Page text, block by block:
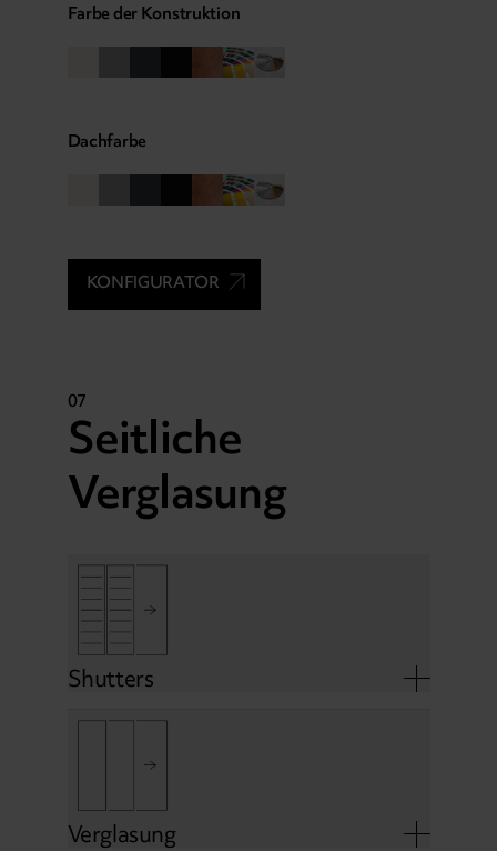
Farbe der Konstruktion
Dachfarbe
KONFIGURATOR
07
Seitliche
Verglasung
Shutters
Verglasung